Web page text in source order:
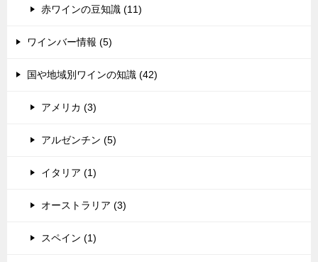
赤ワインの豆知識 (11)
ワインバー情報 (5)
国や地域別ワインの知識 (42)
アメリカ (3)
アルゼンチン (5)
イタリア (1)
オーストラリア (3)
スペイン (1)